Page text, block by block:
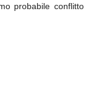
probabile conflitto